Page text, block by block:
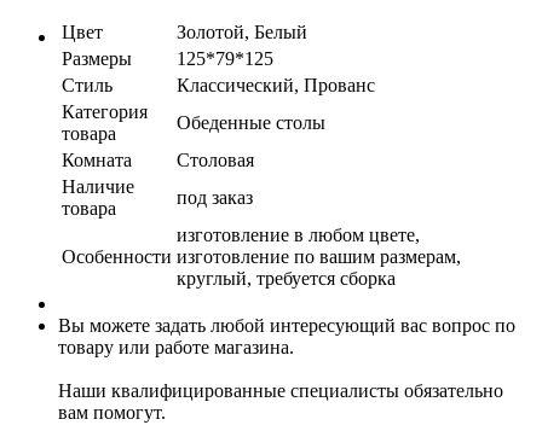
Цвет
Золотой, Белый
Размеры
125*79*125
Стиль
Классический, Прованс
Категория
товара
Обеденные столы
Комната
Столовая
Наличие
товара
под заказ
Особенности
изготовление в любом цвете,
изготовление по вашим размерам,
круглый, требуется сборка
Вы можете задать любой интересующий вас вопрос по
товару или работе магазина.
Наши квалифицированные специалисты обязательно
вам помогут.